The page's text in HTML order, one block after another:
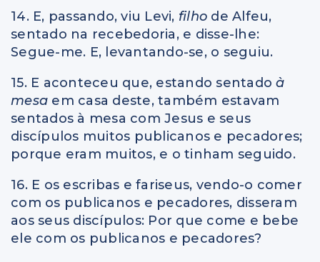
14. E, passando, viu Levi, filho de Alfeu,
sentado na recebedoria, e disse-lhe:
Segue-me. E, levantando-se, o seguiu.
15. E aconteceu que, estando sentadoà
mesa em casa deste, também estavam
sentados à mesa com Jesus e seus
discípulos muitos publicanos e pecadores;
porque eram muitos, e o tinham seguido.
16. E os escribas e fariseus, vendo-o comer
com os publicanos e pecadores, disseram
aos seus discípulos: Por que come e bebe
ele com os publicanos e pecadores?